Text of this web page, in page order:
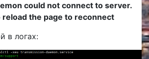
could not connect to server.
reload the page to reconnect
в логах: